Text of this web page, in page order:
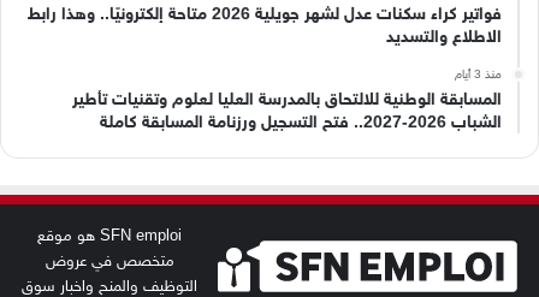
فواتير كراء سكنات عدل لشهر جويلية 2026 متاحة إلكترونيًا.. وهذا رابط
الاطلاع والتسديد
منذ 3 أيام
المسابقة الوطنية للالتحاق بالمدرسة العليا لعلوم وتقنيات تأطير
الشباب 2026-2027.. فتح التسجيل ورزنامة المسابقة كاملة
SFN emploi هو موقع
متخصص في عروض
التوظيف والمنح واخبار سوق